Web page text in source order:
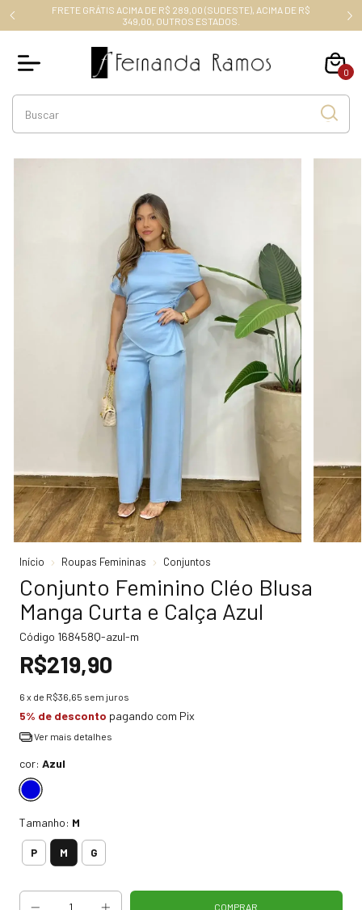
FRETE GRÁTIS ACIMA DE R$ 289,00 (SUDESTE), ACIMA DE R$
349,00, OUTROS ESTADOS.
0
Início Roupas Femininas Conjuntos
Conjunto Feminino Cléo Blusa
Manga Curta e Calça Azul
Código 168458Q-azul-m
R$219,90
6 x de R$36,65 sem juros
5% de desconto pagando com Pix
Ver mais detalhes
cor: Azul
Tamanho: M
P M G